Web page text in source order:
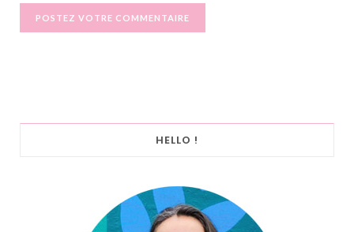
HELLO !